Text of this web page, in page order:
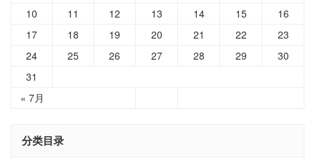
« 7月
10
11 12 13 14 15
16
17
18 19 20 21 22
23
24
25 26 27 28 29
30
31
分类目录